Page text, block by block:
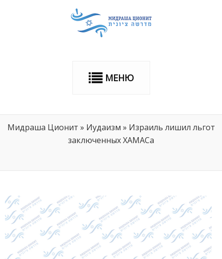
МЕНЮ
Мидраша Ционит » Иудаизм » Израиль лишил льгот
заключенных ХАМАСа